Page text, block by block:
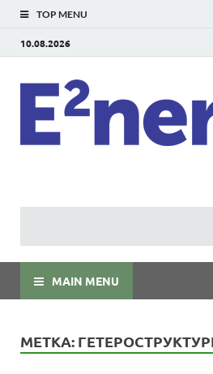
TOP MENU
10.08.2026
MAIN MENU
МЕТКА: